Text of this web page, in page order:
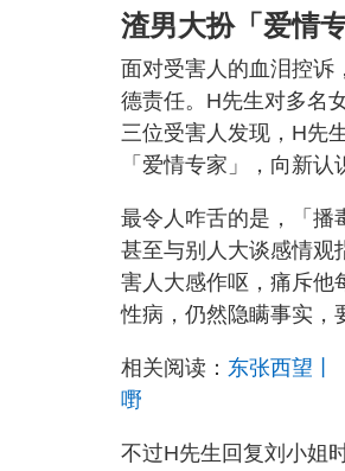
渣男大扮「爱情专
面对受害人的血泪控诉
德责任。H先生对多名
三位受害人发现，H先
「爱情专家」，向新
最令人咋舌的是，「播
甚至与别人大谈感情观
害人大感作呕，痛斥他
性病，仍然隐瞒事实，
相关阅读： 东张西望丨
嘢
不过H先生回复刘小姐